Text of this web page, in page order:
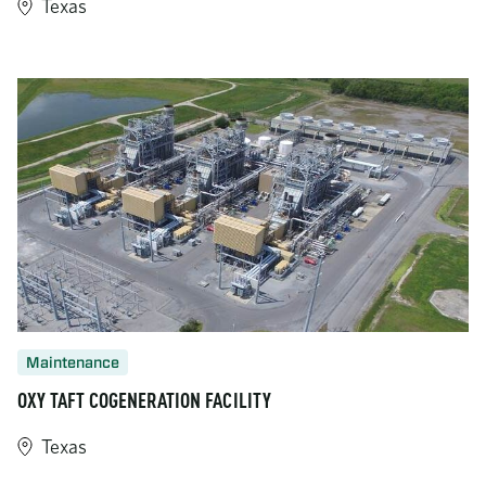
Texas
Maintenance
OXY TAFT COGENERATION FACILITY
Texas